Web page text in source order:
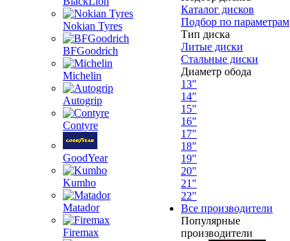
Nokian Tyres
BFGoodrich
Michelin
Autogrip
Contyre
GoodYear
Kumho
Matador
Firemax
Каталог дисков
Подбор по параметрам
Тип диска
Литые диски
Стальные диски
Диаметр обода
13"
14"
15"
16"
17"
18"
19"
20"
21"
22"
Все производители
Популярные
производители